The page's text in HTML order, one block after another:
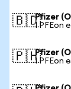
🇧🇩Pfizer
1 PFEon
🇵🇭Pfizer
1 PFEon